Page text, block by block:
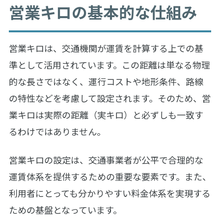
営業キロの基本的な仕組み
営業キロは、交通機関が運賃を計算する上での基
準として活用されています。この距離は単なる物理
的な長さではなく、運行コストや地形条件、路線
の特性などを考慮して設定されます。そのため、営
業キロは実際の距離（実キロ）と必ずしも一致す
るわけではありません。
営業キロの設定は、交通事業者が公平で合理的な
運賃体系を提供するための重要な要素です。また、
利用者にとっても分かりやすい料金体系を実現する
ための基盤となっています。